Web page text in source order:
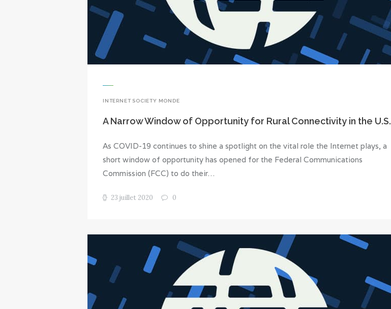
INTERNET SOCIETY MONDE
A Narrow Window of Opportunity for Rural Connectivity in the U.S.
As COVID-19 continues to shine a spotlight on the vital role the Internet plays, a
short window of opportunity has opened for the Federal Communications
Commission (FCC) to do their…
23 juillet 2020 0